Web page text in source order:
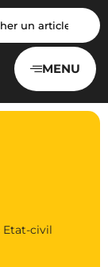
MENU
Etat-civil